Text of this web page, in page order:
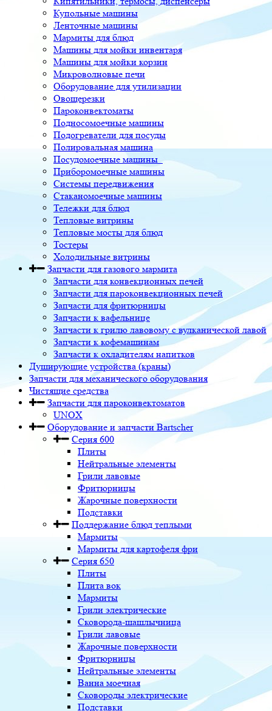
Купольные машины
Ленточные машины
Мармиты для блюд
Машины для мойки инвентаря
Машины для мойки корзин
Микроволновые печи
Оборудование для утилизации
Овощерезки
Пароконвектоматы
Подносомоечные машины
Подогреватели для посуды
Полировальная машина
Посудомоечные машины
Приборомоечные машины
Системы передвижения
Стаканомоечные машины
Тележки для блюд
Тепловые витрины
Тепловые мосты для блюд
Тостеры
Холодильные витрины
Запчасти для газового мармита
Запчасти для конвекционных печей
Запчасти для пароконвекционных печей
Запчасти для фритюрницы
Запчасти к вафельнице
Запчасти к грилю лавовому с вулканической лавой
Запчасти к кофемашинам
Запчасти к охладителям напитков
Душирующие устройства (краны)
Запчасти для механического оборудования
Чистящие средства
Запчасти для пароконвектоматов
UNOX
Оборудование и запчасти Bartscher
Серия 600
Плиты
Нейтральные элементы
Грили лавовые
Фритюрницы
Жарочные поверхности
Подставки
Поддержание блюд теплыми
Мармиты
Мармиты для картофеля фри
Серия 650
Плиты
Плита вок
Мармиты
Грили электрические
Сковорода-шашлычница
Грили лавовые
Жарочные поверхности
Фритюрницы
Нейтральные элементы
Ванна моечная
Сковороды электрические
Подставки